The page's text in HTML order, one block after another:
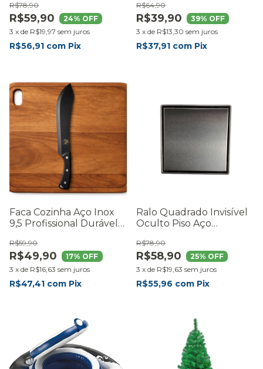
R$59,90
R$78,90
24% OFF
3 x de R$19,97 sem juros
R$56,91 com Pix
R$39,90
R$64,90
39% OFF
3 x de R$13,30 sem juros
R$37,91 com Pix
Faca Cozinha Aço Inox
9,5 Profissional Durável
R$49,90
R$59,90
17% OFF
3 x de R$16,63 sem juros
R$47,41 com Pix
Ralo Quadrado Invisível
Oculto Piso Aço
R$58,90
R$78,90
25% OFF
3 x de R$19,63 sem juros
R$55,96 com Pix